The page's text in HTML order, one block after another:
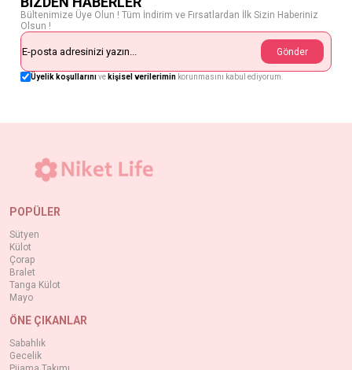
Bültenimize Üye Olun ! Tüm İndirim ve Fırsatlardan İlk Sizin Haberiniz
Olsun !
Gönder
Üyelik koşullarınıve kişisel verilerimin korunmasını kabul ediyorum.
POPÜLER
Sütyen
Külot
Çorap
Bralet
Tanga Külot
Mayo
ÖNE ÇIKANLAR
Sabahlık
Gecelik